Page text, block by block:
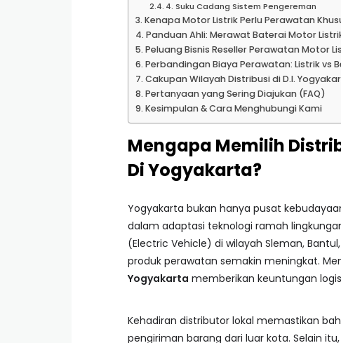
4. Suku Cadang Sistem Pengereman
Kenapa Motor Listrik Perlu Perawatan
Panduan Ahli: Merawat Baterai Motor
Peluang Bisnis Reseller Perawatan Motor
Perbandingan Biaya Perawatan: Listrik vs
Cakupan Wilayah Distribusi di D.I.
Pertanyaan yang Sering Diajukan (FAQ)
Kesimpulan & Cara Menghubungi Kami
Mengapa Memilih
Di Yogyakarta?
Yogyakarta bukan hanya pusat
dalam adaptasi teknologi ramah
(Electric Vehicle) di wilayah Sleman,
produk perawatan semakin meningkat.
Yogyakarta memberikan keuntungan
Kehadiran distributor lokal memastikan
pengiriman barang dari luar kota. Selain